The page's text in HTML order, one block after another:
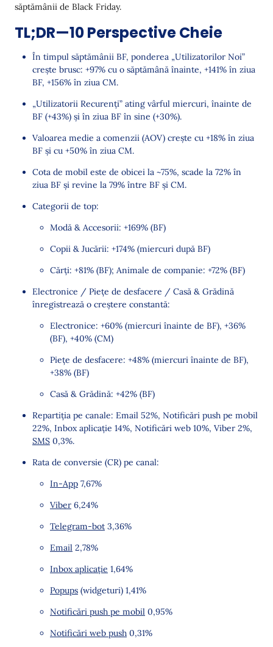
Cum s-a schimbat comportamentul cumpărătorilor
Dinamicile cererii pe industrie
Rata de Conversie 2021–2024: Top-10 / Top-100
/ Top-500
Canale 2025: Trafic, CTR și Repere de ROI
Ce trebuie să faci în 2025 pentru a obține cele mai
bune rezultate
Concluzii
săptămânii de Black Friday.
TL;DR—10 Perspective Cheie
În timpul săptămânii BF, ponderea „Utilizatorilor Noi”
crește brusc: +97% cu o săptămână înainte, +141% în ziua
BF, +156% în ziua CM.
„Utilizatorii Recurenți” ating vârful miercuri, înainte de
BF (+43%) și în ziua BF în sine (+30%).
Valoarea medie a comenzii (AOV) crește cu +18% în ziua
BF și cu +50% în ziua CM.
Cota de mobil este de obicei la ~75%, scade la 72% în
ziua BF și revine la 79% între BF și CM.
Categorii de top:
Modă & Accesorii: +169% (BF)
Copii & Jucării: +174% (miercuri după BF)
Cărți: +81% (BF); Animale de companie: +72% (BF)
Electronice / Piețe de desfacere / Casă & Grădină
înregistrează o creștere constantă:
Electronice: +60% (miercuri înainte de BF), +36%
(BF), +40% (CM)
Piețe de desfacere: +48% (miercuri înainte de BF),
+38% (BF)
Casă & Grădină: +42% (BF)
Repartiția pe canale: Email 52%, Notificări push pe mobil
22%, Inbox aplicație 14%, Notificări web 10%, Viber 2%,
SMS 0,3%.
Rata de conversie (CR) pe canal:
In-App 7,67%
Viber 6,24%
Telegram-bot 3,36%
Email 2,78%
Inbox aplicație 1,64%
Popups (widgeturi) 1,41%
Notificări push pe mobil 0,95%
Notificări web push 0,31%